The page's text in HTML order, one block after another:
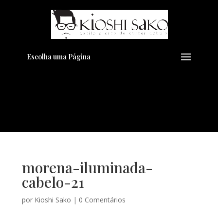
Escolha uma Página
morena-iluminada-
cabelo-21
por Kioshi Sako | 0 Comentários
Pensando em transformar seu
Visual??